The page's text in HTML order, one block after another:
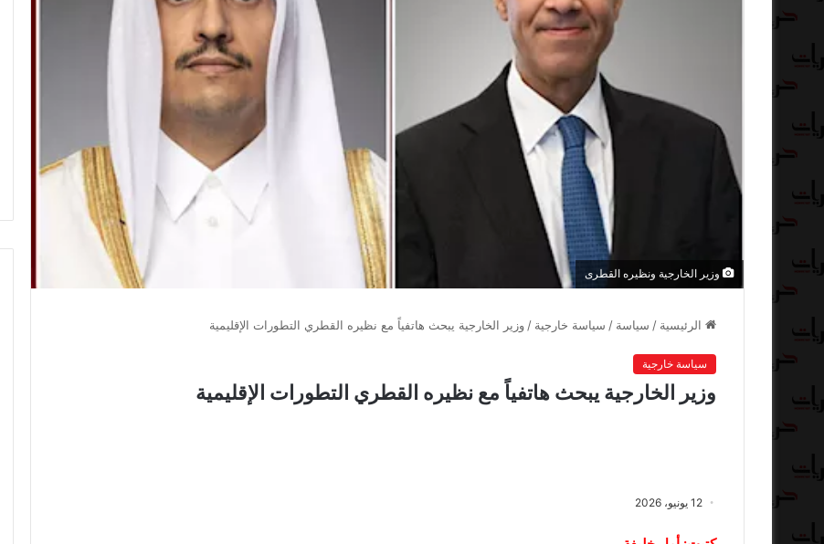
وزير الخارجية ونظيره القطرى
الرئيسية / سياسة / سياسة خارجية / وزير الخارجية يبحث هاتفياً مع نظيره القطري التطورات الإقليمية
سياسة خارجية
وزير الخارجية يبحث هاتفياً مع نظيره القطري التطورات الإقليمية
12 يونيو، 2026